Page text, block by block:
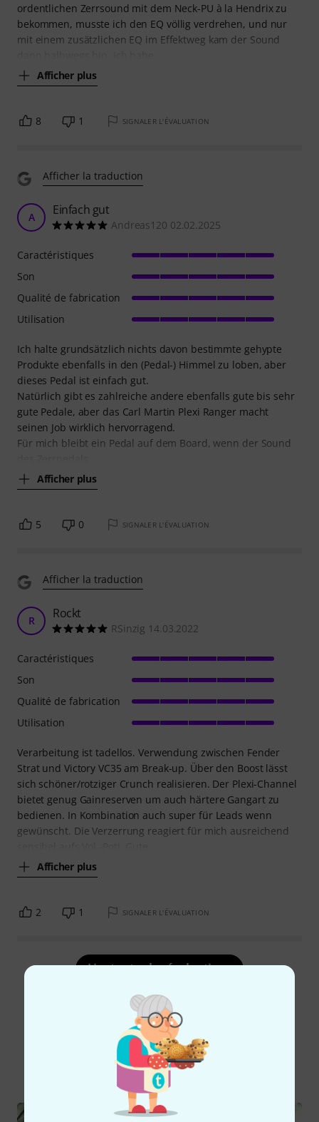
ordentlichen Zerrsound mit dem Neck-PU à la Hendrix zu
bekommen, musste ich den EQ völlig verdrehen, und nur
mit einem zusätzlichen EQ im Effektweg kam der Sound
Afficher plus
8 1 SIGNALER L'ÉVALUATION
Afficher la traduction
A Einfach gut
Andreas120 02.02.2025
Ich halte grundsätzlich nichts davon bestimmte gehypte
Produkte ebenfalls in den (Pedal-) Himmel zu loben, aber
dieses Pedal ist einfach gut.
Natürlich gibt es zahlreiche andere ebenfalls gute bis sehr
gute Pedale, aber das Carl Martin Plexi Ranger macht
seinen Job wirklich hervorragend.
Für mich bleibt ein Pedal auf dem Board, wenn der Sound
Afficher plus
Caractéristiques
Son
Qualité de fabrication
Utilisation
5 0 SIGNALER L'ÉVALUATION
Afficher la traduction
R Rockt
RSinzig 14.03.2022
Verarbeitung ist tadellos. Verwendung zwischen Fender
Strat und Victory VC35 am Break-up. Über den Boost lässt
sich schöner/rotziger Crunch realisieren. Der Plexi-Channel
bietet genug Gainreserven um auch härtere Gangart zu
bedienen. In Kombination auch super für Leads wenn
gewünscht. Die Verzerrung reagiert für mich ausreichend
Afficher plus
Caractéristiques
Son
Qualité de fabrication
Utilisation
2 1 SIGNALER L'ÉVALUATION
Lire toutes les évaluations
Le saviez-vous?
Vidéos Guides Rapports de test